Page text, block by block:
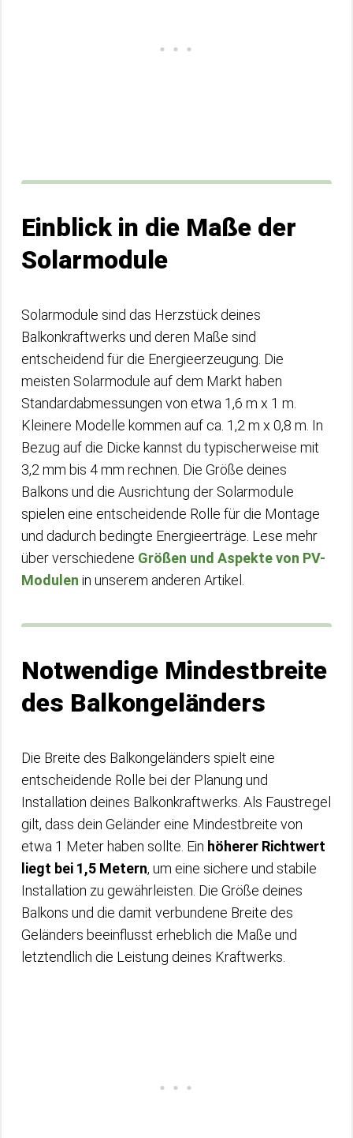
Einblick in die Maße der
Solarmodule
Solarmodule sind das Herzstück deines
Balkonkraftwerks und deren Maße sind
entscheidend für die Energieerzeugung. Die
meisten Solarmodule auf dem Markt haben
Standardabmessungen von etwa 1,6 m x 1 m.
Kleinere Modelle kommen auf ca. 1,2 m x 0,8 m. In
Bezug auf die Dicke kannst du typischerweise mit
3,2 mm bis 4 mm rechnen. Die Größe deines
Balkons und die Ausrichtung der Solarmodule
spielen eine entscheidende Rolle für die Montage
und dadurch bedingte Energieerträge. Lese mehr
über verschiedene Größen und Aspekte von PV-
Modulen in unserem anderen Artikel.
Notwendige Mindestbreite
des Balkongeländers
Die Breite des Balkongeländers spielt eine
entscheidende Rolle bei der Planung und
Installation deines Balkonkraftwerks. Als Faustregel
gilt, dass dein Geländer eine Mindestbreite von
etwa 1 Meter haben sollte. Ein höherer Richtwert
liegt bei 1,5 Metern, um eine sichere und stabile
Installation zu gewährleisten. Die Größe deines
Balkons und die damit verbundene Breite des
Geländers beeinflusst erheblich die Maße und
letztendlich die Leistung deines Kraftwerks.